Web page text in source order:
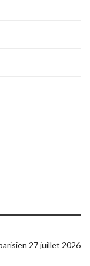
27 juillet 2026